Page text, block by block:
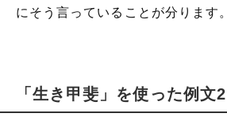
にそう言っていることが分ります。
「生き甲斐」を使った例文2